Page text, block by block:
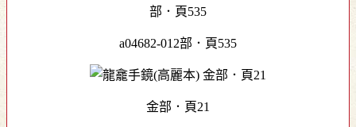
a04682-012部．頁535
金部．頁21